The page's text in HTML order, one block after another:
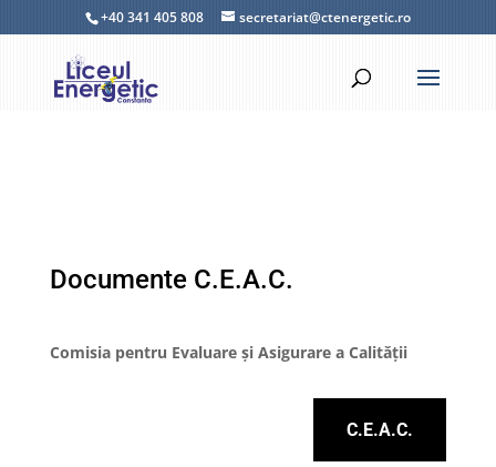
+40 341 405 808 secretariat@ctenergetic.ro
Documente C.E.A.C.
Comisia pentru Evaluare și Asigurare a Calității
C.E.A.C.